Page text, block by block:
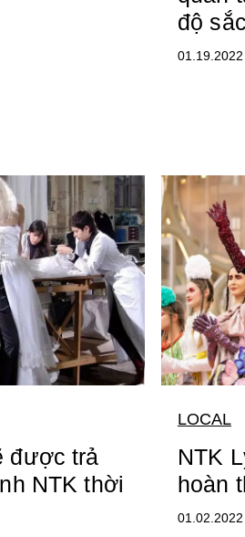
độ
được trả
NTK thời
LOCAL
NTK
hoàn